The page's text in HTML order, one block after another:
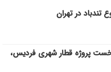
در تهران
پروژه قطار شهری فردیس،